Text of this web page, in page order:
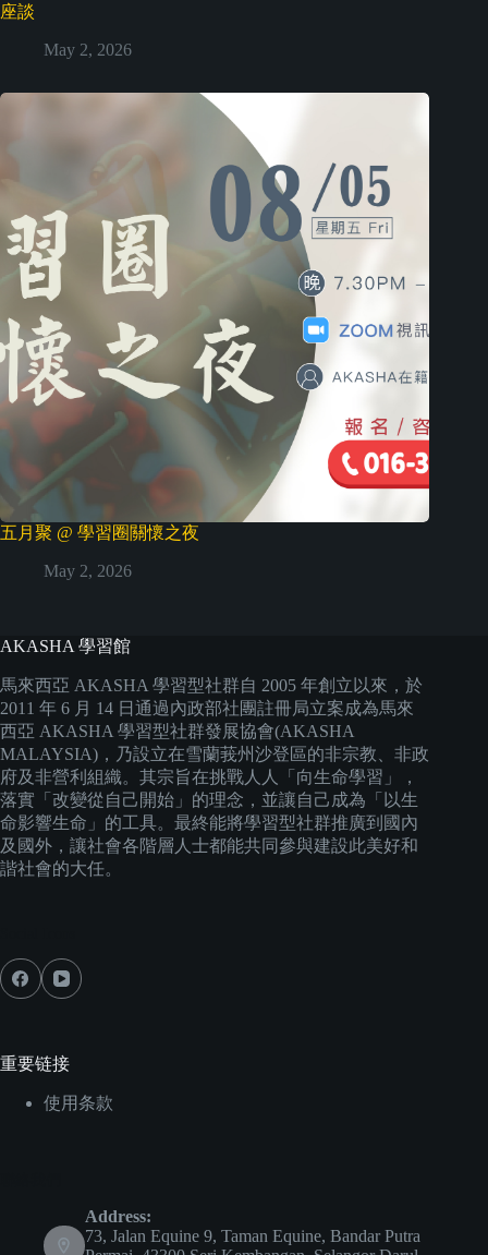
座談
May 2, 2026
五月聚 @ 學習圈關懷之夜
May 2, 2026
AKASHA 學習館
馬來西亞 AKASHA 學習型社群自 2005 年創立以來，於
2011 年 6 月 14 日通過內政部社團註冊局立案成為馬來
西亞 AKASHA 學習型社群發展協會(AKASHA
MALAYSIA)，乃設立在雪蘭莪州沙登區的非宗教、非政
府及非營利組織。其宗旨在挑戰人人「向生命學習」，
落實「改變從自己開始」的理念，並讓自己成為「以生
命影響生命」的工具。最終能將學習型社群推廣到國內
及國外，讓社會各階層人士都能共同參與建設此美好和
諧社會的大任。
重要链接
使用条款
Address:
73, Jalan Equine 9, Taman Equine, Bandar Putra